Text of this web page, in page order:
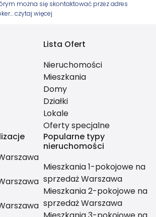
można się skontaktować przez adres
czytaj więcej
Lista Ofert
Nieruchomości
Mieszkania
Domy
Działki
Lokale
Oferty specjalne
Popularne typy
nieruchomości
Mieszkania 1-pokojowe na
sprzedaż Warszawa
Mieszkania 2-pokojowe na
sprzedaż Warszawa